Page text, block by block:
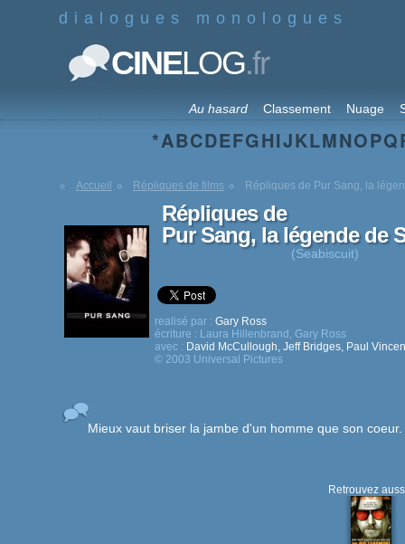
dialogues monologues
CINELOG.fr
Au hasard Classement Nuage
*ABCDEFGHIJKLMNOPQ
Accueil Répliques de films Répliques de Pur Sang, la
Répliques de
Pur Sang, la légende de
(Seabiscuit)
realisé par : Gary Ross
écriture : Laura Hillenbrand , Gary Ross
avec : David McCullough, Jeff Bridges, Paul
© 2003 Universal Pictures
Mieux vaut briser la jambe d'un homme que son coeur.
Retrouvez